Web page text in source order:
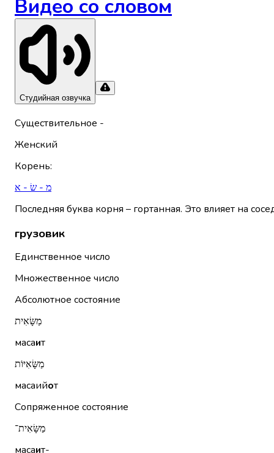
Видео со словом
Студийная озвучка
Существительное -
Женский
Корень:
מ - שׂ - א
Последняя буква корня – гортанная. Это влияет на
грузовик
Единственное число
Множественное число
Абсолютное состояние
מַשָּׂאִית
масаит
מַשָּׂאִיּוֹת
масаийот
Сопряженное состояние
מַשָּׂאִית־
масаит-